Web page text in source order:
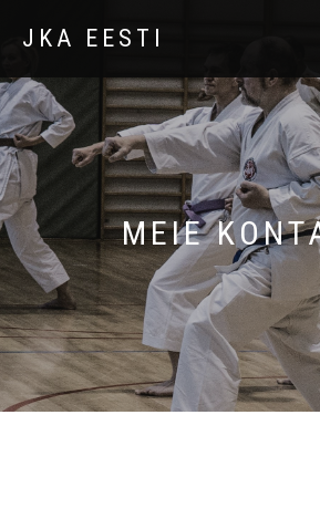
JKA EESTI
MEIE